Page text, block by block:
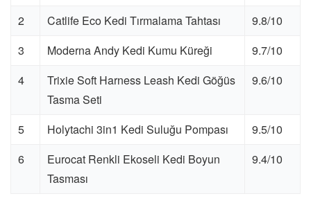
2 Catlife Eco Kedi Tırmalama Tahtası
9.8/10
3
Moderna Andy Kedi Kumu Küreği
9.7/10
4
Trixie Soft Harness Leash Kedi Göğüs
Tasma Seti
9.6/10
5 Holytachi 3in1 Kedi Suluğu Pompası
9.5/10
6
Eurocat Renkli Ekoseli Kedi Boyun
Tasması
9.4/10